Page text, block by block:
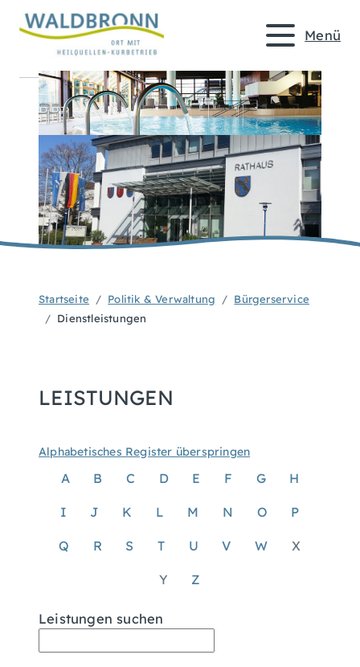
Menü
Startseite Politik & Verwaltung
Bürgerservice
Dienstleistungen
LEISTUNGEN
Alphabetisches Register überspringen
A B C D E F G H
I J K L M N O P
Q R S T U V W X
Y Z
Leistungen suchen